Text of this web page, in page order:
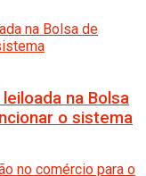
na Bolsa
o sistema